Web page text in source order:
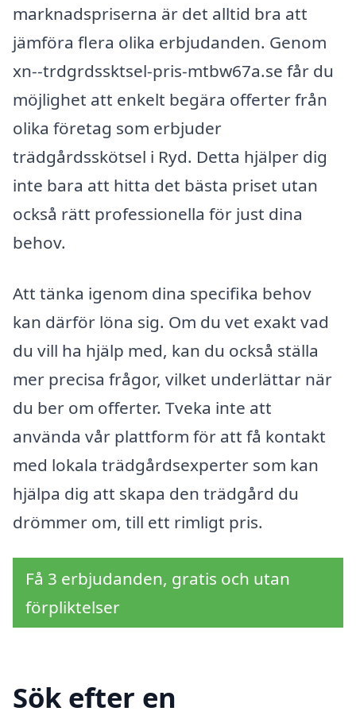
marknadspriserna är det alltid bra att
jämföra flera olika erbjudanden. Genom
xn--trdgrdssktsel-pris-mtbw67a.se får du
möjlighet att enkelt begära offerter från
olika företag som erbjuder
trädgårdsskötsel i Ryd. Detta hjälper dig
inte bara att hitta det bästa priset utan
också rätt professionella för just dina
behov.
Att tänka igenom dina specifika behov
kan därför löna sig. Om du vet exakt vad
du vill ha hjälp med, kan du också ställa
mer precisa frågor, vilket underlättar när
du ber om offerter. Tveka inte att
använda vår plattform för att få kontakt
med lokala trädgårdsexperter som kan
hjälpa dig att skapa den trädgård du
drömmer om, till ett rimligt pris.
Få 3 erbjudanden, gratis och utan
förpliktelser
Sök efter en